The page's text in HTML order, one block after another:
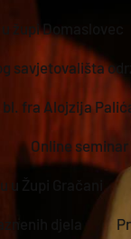
župi Domaslovec
savjetovališta
fra Alojzija Palića
Online
Župi Gračani
djela